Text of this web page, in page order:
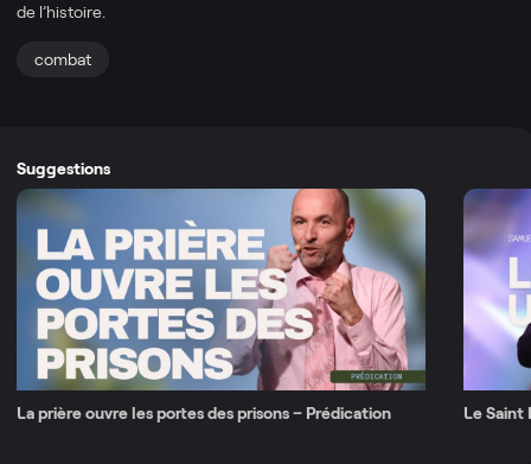
de l’histoire.
combat
Suggestions
La prière ouvre les portes des prisons – Prédication Le Saint